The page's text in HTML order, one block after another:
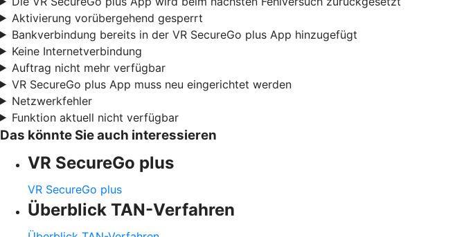
Aktivierung vorübergehend gesperrt
Bankverbindung bereits in der VR SecureGo plus App hinzugefügt
Keine Internetverbindung
Auftrag nicht mehr verfügbar
VR SecureGo plus App muss neu eingerichtet werden
Netzwerkfehler
Funktion aktuell nicht verfügbar
Das könnte Sie auch interessieren
VR SecureGo plus
VR SecureGo plus
Überblick TAN-Verfahren